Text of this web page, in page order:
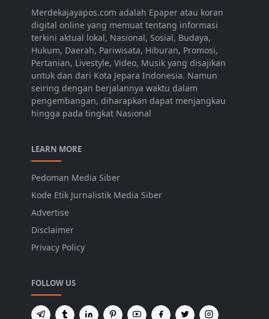
Merdekajayapos.com adalah Epaper atau koran
digital online yang memuat tentang informasi
terkini aktual lokal, Nasional, Sosial, Budaya,
Hukum, Daerah, Pariwisata, Hiburan, Promosi,
Pertanian, Livestyle, Video, Musik yang disajikan
untuk dan dari Kota Jepara Indonesia. Namun
seiring dengan berjalannya waktu dalam
pengembangan, diharapkan dapat menjangkau
hingga pada tingkat Nasional
LEARN MORE
Pedoman Media Siber
Kode Etik Jurnalistik Media Siber
Advertise
Disclaimer
Privacy Policy
FOLLOW US